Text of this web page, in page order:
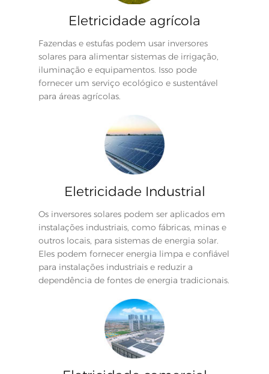
Eletricidade agrícola
Fazendas e estufas podem usar inversores
solares para alimentar sistemas de irrigação,
iluminação e equipamentos. Isso pode
fornecer um serviço ecológico e sustentável
para áreas agrícolas.
Eletricidade Industrial
Os inversores solares podem ser aplicados em
instalações industriais, como fábricas, minas e
outros locais, para sistemas de energia solar.
Eles podem fornecer energia limpa e confiável
para instalações industriais e reduzir a
dependência de fontes de energia tradicionais.